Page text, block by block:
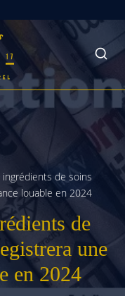
de soins
louable en 2024
de
une
en 2024